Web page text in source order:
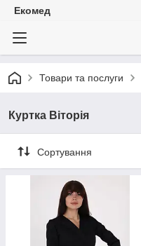
Екомед
Товари та послуги
Куртка Віторія
Сортування